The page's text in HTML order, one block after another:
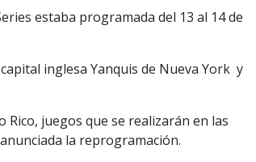
estaba programada del 13 al 14 de
inglesa Yanquis de Nueva York y
juegos que se realizarán en las
la reprogramación.